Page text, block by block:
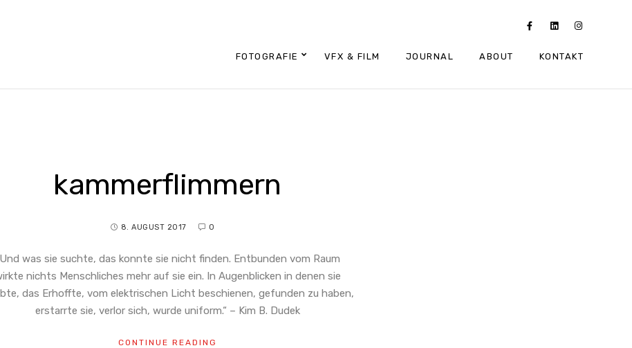
FOTOGRAFIE VFX & FILM JOURNAL ABOUT KONTAKT
kammerflimmern
8. AUGUST 2017 0
was sie suchte, das konnte sie nicht finden. Entbunden vom Raum
nichts Menschliches mehr auf sie ein. In Augenblicken in denen sie
das Erhoffte, vom elektrischen Licht beschienen, gefunden zu haben,
erstarrte sie, verlor sich, wurde uniform.“ – Kim B. Dudek
CONTINUE READING